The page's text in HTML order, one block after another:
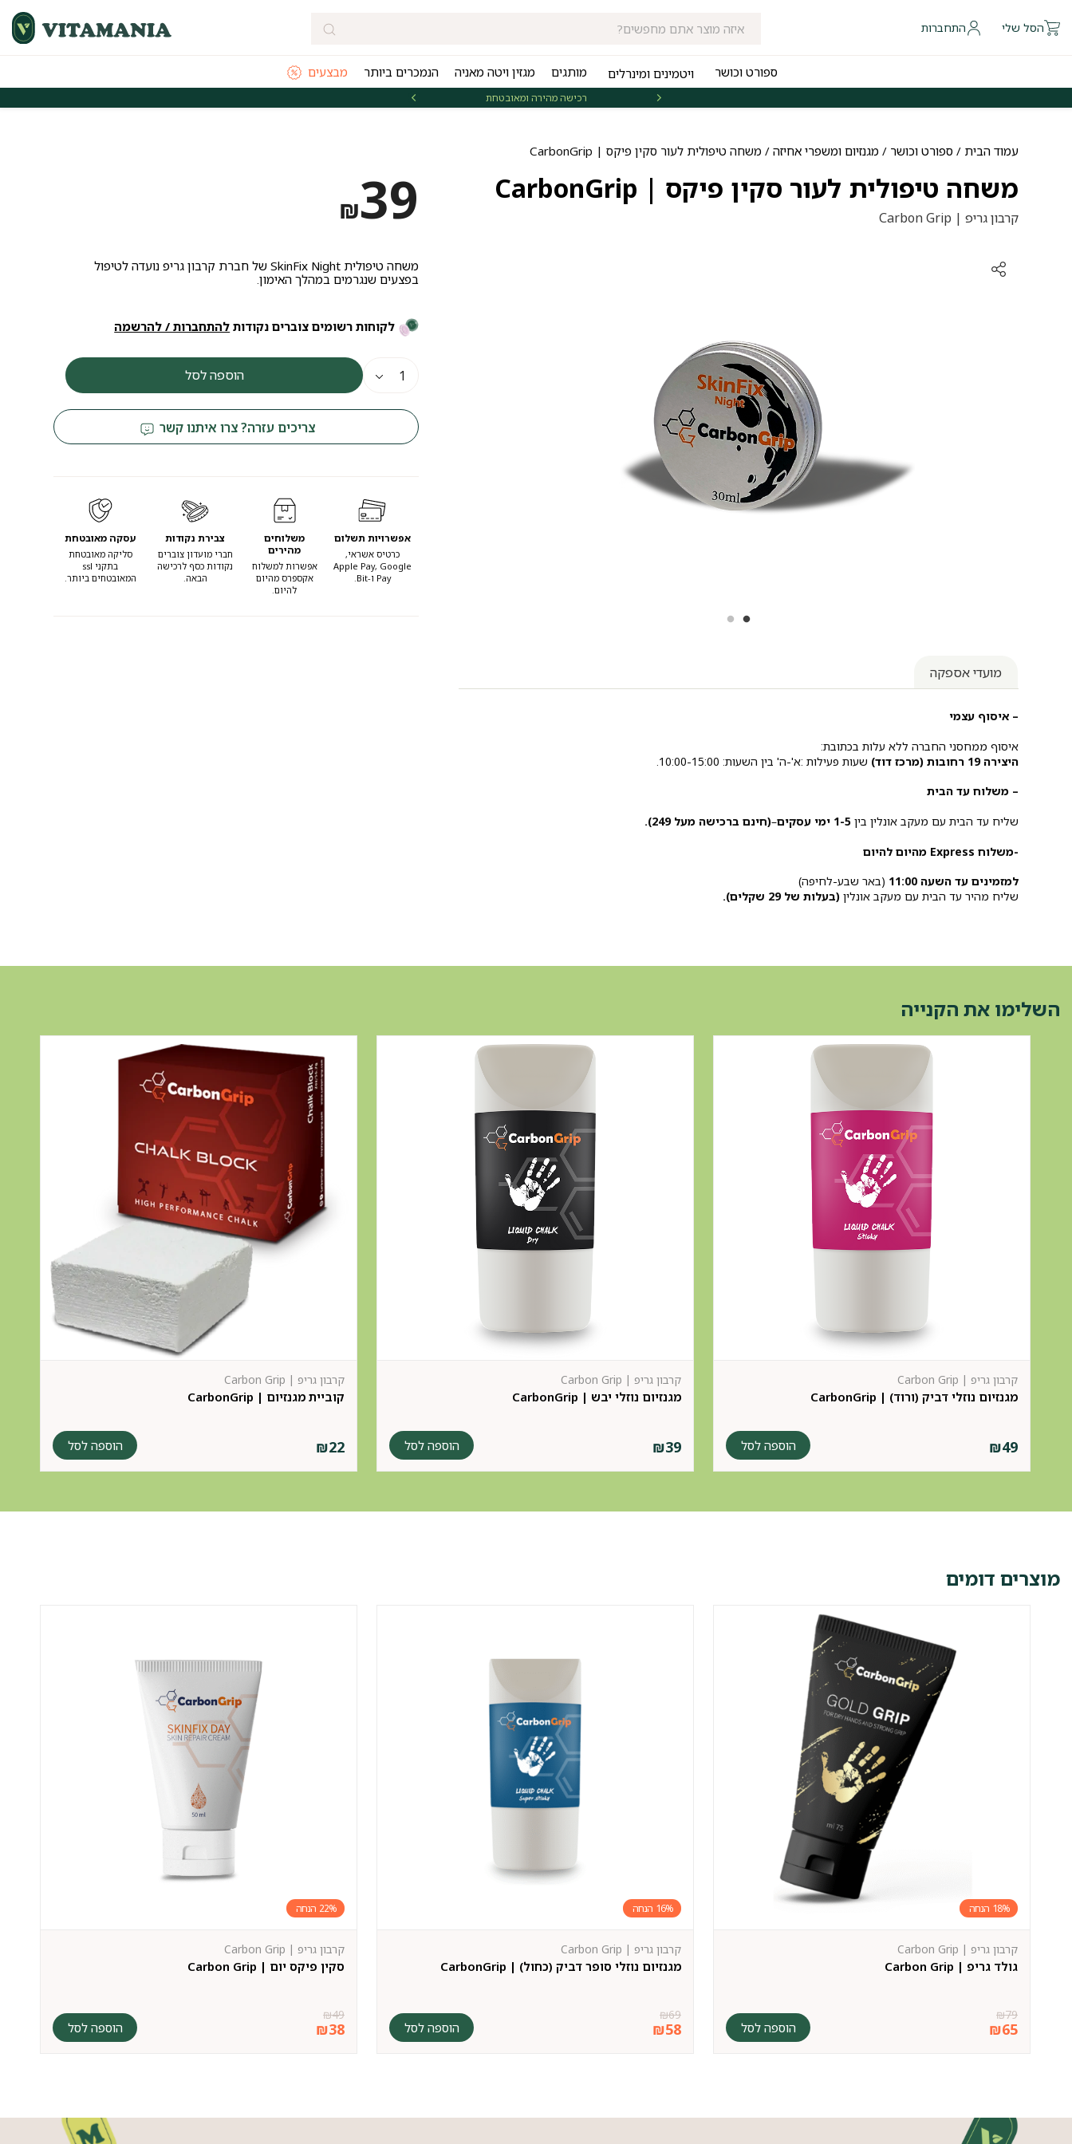
הסל שלי התחברות
ספורט וכושר ויטמינים ומינרלים מותגים מגזין ויטה מאניה הנמכרים ביותר מבצעים
רכישה מהירה ומאובטחת
עמוד הבית / ספורט וכושר / מגנזיום ומשפרי אחיזה / משחה טיפולית לעור סקין פיקס | CarbonGrip
משחה טיפולית לעור סקין פיקס | CarbonGrip
קרבון גריפ | Carbon Grip
מועדי אספקה
– איסוף עצמי
איסוף ממחסני החברה ללא עלות בכתובת:
היצירה 19 רחובות (מרכז דוד)
שעות פעילות :א'-ה' בין השעות: 10:00-15:00.
– משלוח עד הבית
שליח עד הבית עם מעקב אונלין בין 1-5 ימי עסקים –(חינם ברכישה מעל 249).
-משלוח Express מהיום להיום
למזמינים עד השעה 11:00
(באר שבע-לחיפה)
שליח מהיר עד הבית עם מעקב אונלין (בעלות של 29 שקלים).
₪39
משחה טיפולית SkinFix Night של חברת קרבון גריפ נועדה לטיפול
בפצעים שנגרמים במהלך האימון.
לקוחות רשומים צוברים נקודות להתחברות / להרשמה
הוספה לסל
צריכים עזרה? צרו איתנו קשר
אפשרויות תשלום
כרטיס אשראי,
Apple Pay, Google
Pay ו-Bit.
משלוחים
מהירים
אפשרות למשלוח
אקספרס מהיום
להיום.
צבירת נקודות
חברי מועדון צוברים
נקודות כסף לרכישה
הבאה.
עסקה מאובטחת
סליקה מאובטחת
בתקני ssl
המאובטחים ביותר.
השלימו את הקנייה
מגנזיום נוזלי דביק (ורוד) | CarbonGrip
קרבון גריפ | Carbon Grip
₪49 הוספה לסל
מגנזיום נוזלי יבש | CarbonGrip
קרבון גריפ | Carbon Grip
₪39 הוספה לסל
קוביית מגנזיום | CarbonGrip
קרבון גריפ | Carbon Grip
₪22 הוספה לסל
מוצרים דומים
18%
גולד גריפ | Carbon Grip
קרבון גריפ | Carbon Grip
₪79
₪65 הוספה לסל
16%
מגנזיום נוזלי סופר דביק (כחול) | CarbonGrip
קרבון גריפ | Carbon Grip
₪69
₪58 הוספה לסל
22%
סקין פיקס יום | Carbon Grip
קרבון גריפ | Carbon Grip
₪49
₪38 הוספה לסל